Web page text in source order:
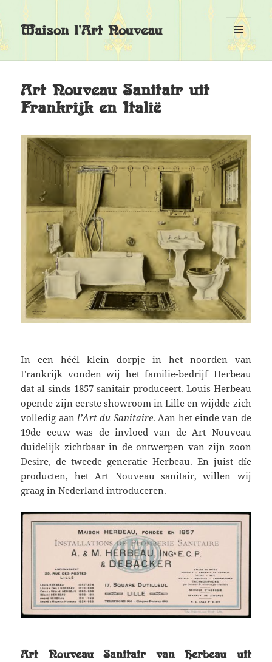
Maison l'Art Nouveau
MENU
EN
Art Nouveau Sanitair uit
Frankrijk en Italië
In een héél klein dorpje in het noorden van
Frankrijk vonden wij het familie-bedrijf Herbeau
dat al sinds 1857 sanitair produceert. Louis Herbeau
opende zijn eerste showroom in Lille en wijdde zich
volledig aan l’Art du Sanitaire. Aan het einde van de
19de eeuw was de invloed van de Art Nouveau
duidelijk zichtbaar in de ontwerpen van zijn zoon
Desire, de tweede generatie Herbeau. En juist díe
producten, het Art Nouveau sanitair, willen wij
graag in Nederland introduceren.
Art Nouveau Sanitair van Herbeau uit